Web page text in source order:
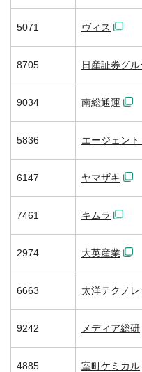
5071 ヴィス
8705 日産証券グ
9034 南総通運
5836 エージェン
6147 ヤマザキ
7461 キムラ
2974 大英産業
6663 太洋テクノレ
9242 メディア総研
4885 室町ケミカル